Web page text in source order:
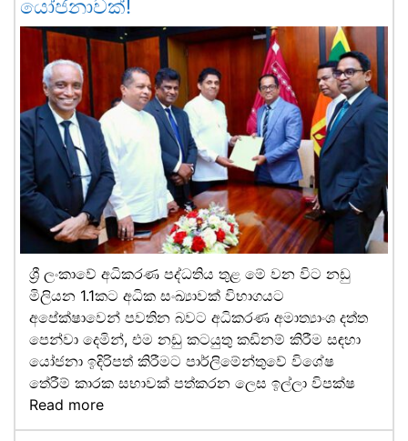
යෝජනාවක්!
ශ්‍රී ලංකාවේ අධිකරණ පද්ධතිය තුළ මේ වන විට නඩු
මිලියන 1.1කට අධික සංඛ්‍යාවක් විභාගයට
අපේක්ෂාවෙන් පවතින බවට අධිකරණ අමාත්‍යාංශ දත්ත
පෙන්වා දෙමින්, එම නඩු කටයුතු කඩිනම් කිරීම සඳහා
යෝජනා ඉදිරිපත් කිරීමට පාර්ලිමේන්තුවේ විශේෂ
තේරීම් කාරක සභාවක් පත්කරන ලෙස ඉල්ලා විපක්ෂ
Read more